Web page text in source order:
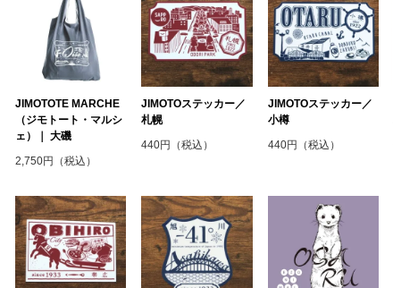
JIMOTOTE MARCHE
（ジモトート・マルシ
ェ）｜ 大磯
2,750円（税込）
JIMOTOステッカー／
札幌
440円（税込）
JIMOTOステッカー／
小樽
440円（税込）